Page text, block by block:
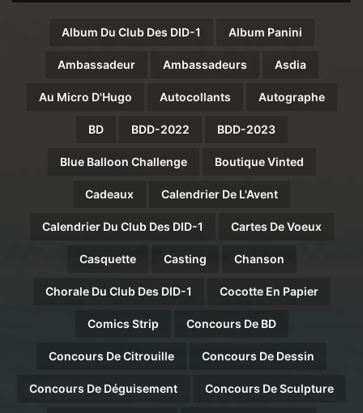
Album Du Club Des DID-1 Album Panini
Ambassadeur Ambassadeurs Asdia
Au Micro D'Hugo Autocollants Autographe
BD BDD-2022 BDD-2023
Blue Balloon Challenge Boutique Vinted
Cadeaux Calendrier De L'Avent
Calendrier Du Club Des DID-1 Cartes De Voeux
Casquette Casting Chanson
Chorale Du Club Des DID-1 Cocotte En Papier
Comics Strip Concours De BD
Concours De Citrouille Concours De Dessin
Concours De Déguisement Concours De Sculpture